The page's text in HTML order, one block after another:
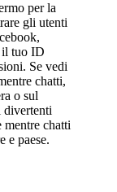
per la
gli utenti
il tuo ID
Se vedi
chatti,
o sul
divertenti
chatti
e paese.